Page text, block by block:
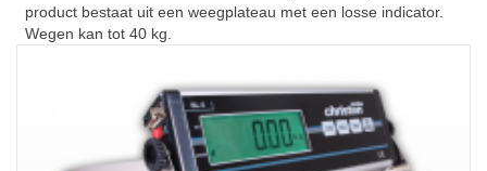
product bestaat uit een weegplateau met een losse indicator.
Wegen kan tot 40 kg.